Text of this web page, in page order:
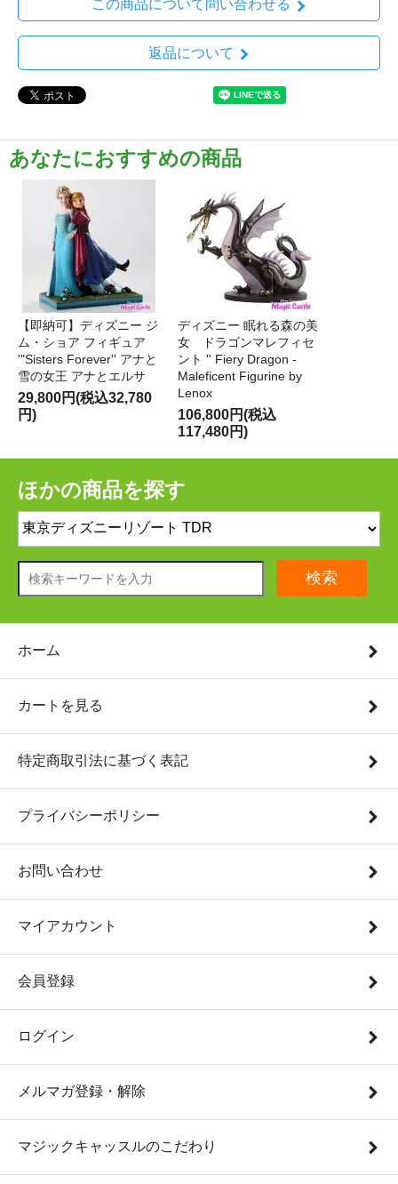
この商品について問い合わせる
返品について
あなたにおすすめの商品
【即納可】ディズニー ジ
ム・ショア フィギュア
'"Sisters Forever'' アナと
雪の女王 アナとエルサ
29,800円(税込32,780
円)
ディズニー 眠れる森の美
女 ドラゴンマレフィセ
ント '' Fiery Dragon -
Maleficent Figurine by
Lenox
106,800円(税込
117,480円)
ほかの商品を探す
検索
ホーム
カートを見る
特定商取引法に基づく表記
プライバシーポリシー
お問い合わせ
マイアカウント
会員登録
ログイン
メルマガ登録・解除
マジックキャッスルのこだわり